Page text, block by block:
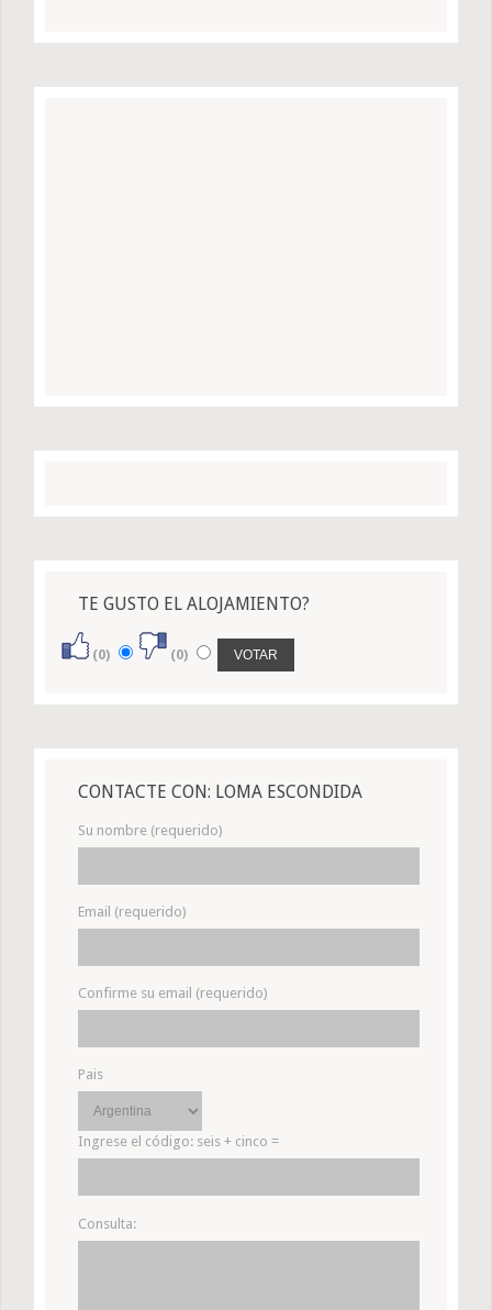
TE GUSTO EL ALOJAMIENTO?
(0) (0)
CONTACTE CON: LOMA ESCONDIDA
Su nombre (requerido)
Email (requerido)
Confirme su email (requerido)
Pais
Ingrese el código: seis + cinco =
Consulta: